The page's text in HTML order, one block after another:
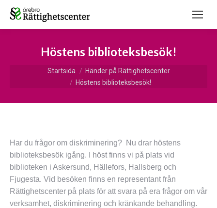
Höstens biblioteksbesök!
Startsida
Händer på Rättighetscenter
Höstens biblioteksbesök!
Har du frågor om diskriminering? Nu drar höstens
biblioteksbesök igång. I höst finns vi på plats vid
biblioteken i Askersund, Hällefors, Hallsberg och
Fjugesta. Vid besöken finns en representant från
Rättighetscenter på plats för att svara på era frågor om vår
verksamhet, diskriminering och kränkande behandling.